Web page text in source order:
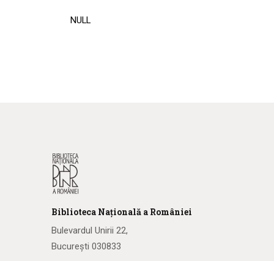
NULL
Biblioteca Națională a României
Bulevardul Unirii 22,
București 030833